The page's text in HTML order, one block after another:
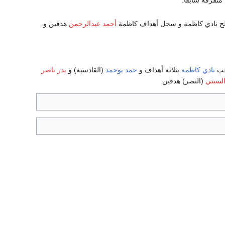
أحمد عبدالرحمن هدفين و
نادي كاظمة بثلاثة أهداف و حمد بوحمد (القادسية) و بدر ناصر
(النصر) هدفين.